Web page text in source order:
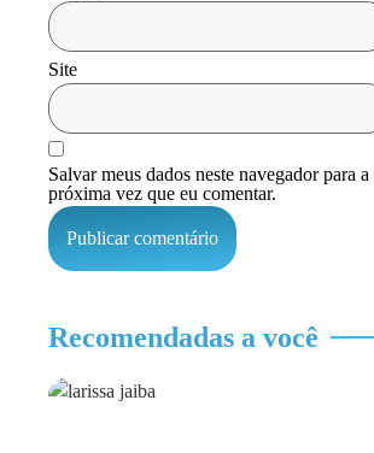
Site
Salvar meus dados neste navegador para a
próxima vez que eu comentar.
Recomendadas a você